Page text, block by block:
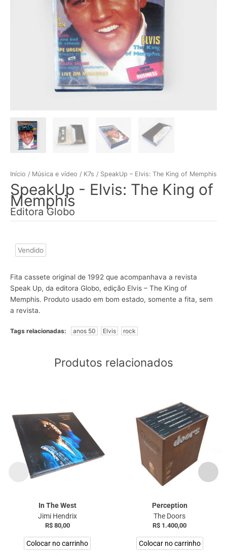
Início / Música e vídeo / K7s / SpeakUp – Elvis: The King of Memphis
SpeakUp - Elvis: The King of
Memphis
Editora Globo
Vendido
Fita cassete original de 1992 que acompanhava a revista
Speak Up, da editora Globo, edição Elvis – The King of
Memphis. Produto usado em bom estado, somente a fita, sem
a revista.
Tags relacionadas: anos 50 Elvis rock
Produtos relacionados
In The West
Jimi Hendrix
R$80,00
Colocar no carrinho
Perception
The Doors
R$ 1.400,00
Colocar no carrinho